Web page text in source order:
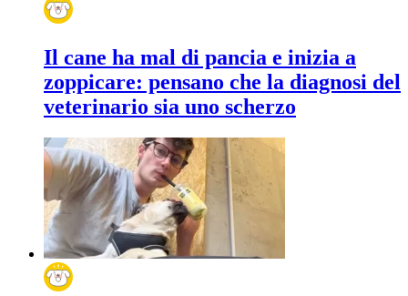
Il cane ha mal di pancia e inizia a
zoppicare: pensano che la diagnosi del
veterinario sia uno scherzo